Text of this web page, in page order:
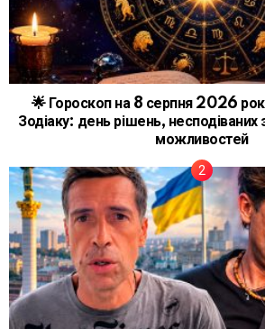
🌟 Гороскоп на 8 серпня 2026
Зодіаку: день рішень, несподіваних
можливостей